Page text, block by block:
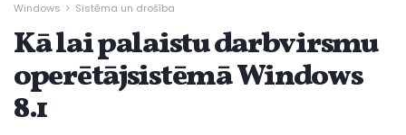
Windows Sistēma un drošība
Kā lai palaistu darbvirsmu
operētājsistēmā Windows
8.1